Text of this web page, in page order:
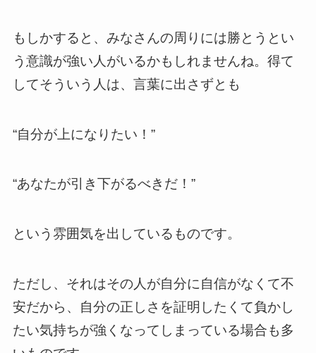
もしかすると、みなさんの周りには勝とうとい
う意識が強い人がいるかもしれませんね。得て
してそういう人は、言葉に出さずとも
“自分が上になりたい！”
“あなたが引き下がるべきだ！”
という雰囲気を出しているものです。
ただし、それはその人が自分に自信がなくて不
安だから、自分の正しさを証明したくて負かし
たい気持ちが強くなってしまっている場合も多